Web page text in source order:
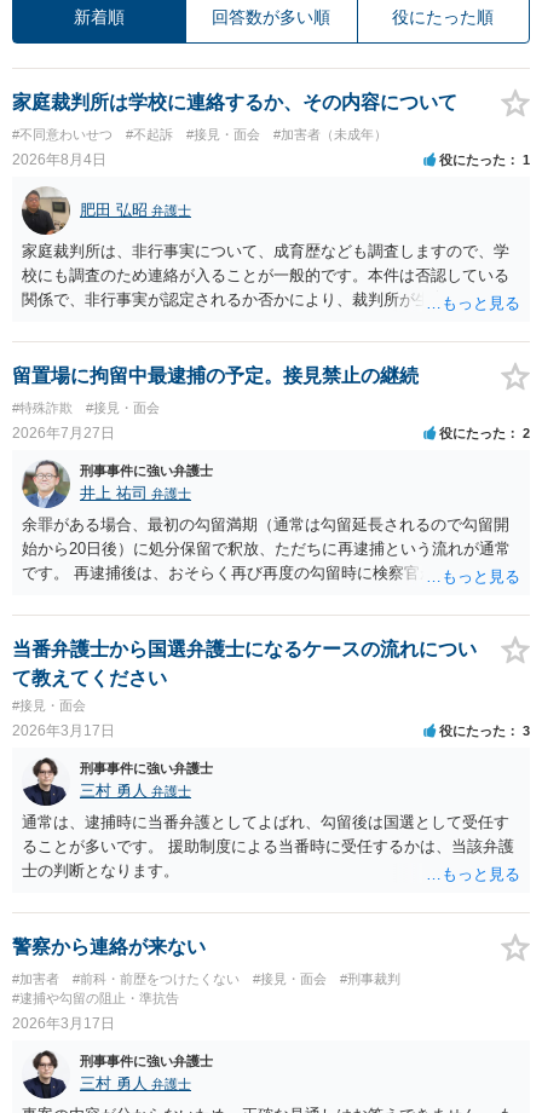
新着順 回答数が多い順 役にたった順
家庭裁判所は学校に連絡するか、その内容について
#不同意わいせつ #不起訴 #接見・面会 #加害者（未成年）
2026年8月4日 役にたった 1
肥田 弘昭 弁護士
家庭裁判所は、非行事実について、成育歴なども調査しますので、学
校にも調査のため連絡が入ることが一般的です。本件は否認している
関係で、非行事実が認定されるか否かにより、裁判所が生育歴なども
ば無罪であり、非行がないのですから、その先の調査はないかと思い
ます。ご参考にしてください。
留置場に拘留中最逮捕の予定。接見禁止の継続
#特殊詐欺 #接見・面会
2026年7月27日 役にたった 2
刑事事件に強い弁護士
井上 祐司 弁護士
余罪がある場合、最初の勾留満期（通常は勾留延長されるので勾留開
始から20日後）に処分保留で釈放、ただちに再逮捕という流れが通常
です。 再逮捕後は、おそらく再び再度の勾留時に検察官が接見禁止を
当番弁護士から国選弁護士になるケースの流れについ
て教えてください
#接見・面会
2026年3月17日 役にたった 3
刑事事件に強い弁護士
三村 勇人 弁護士
通常は、逮捕時に当番弁護としてよばれ、勾留後は国選として受任す
ることが多いです。 援助制度による当番時に受任するかは、当該弁護
士の判断となります。
警察から連絡が来ない
#加害者 #前科・前歴をつけたくない #接見・面会
#刑事裁判
#逮捕や勾留の阻止・準抗告
2026年3月17日
刑事事件に強い弁護士
三村 勇人 弁護士